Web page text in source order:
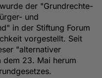
der "Grundrechte-
und
in der Stiftung Forum
vorgestellt. Seit
"alternativer
dem 23. Mai herum